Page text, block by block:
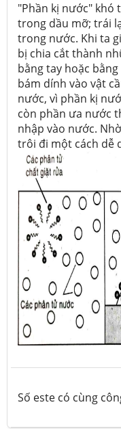
"Phần kị nước" khó
trong dầu mỡ; trái
trong nước. Khi ta
bị chia cắt thành
bằng tay hoặc
bám dính vào vật
nước, vì phần kị
còn phần ưa nước
nhập vào nước.
trôi đi một cách dễ
Số este có cùng